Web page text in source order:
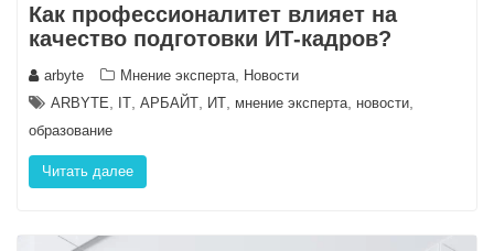
Как профессионалитет влияет на
качество подготовки ИТ-кадров?
arbyte Мнение эксперта
Новости
ARBYTE
IT АРБАЙТ ИТ мнение эксперта новости
образование
Читать далее